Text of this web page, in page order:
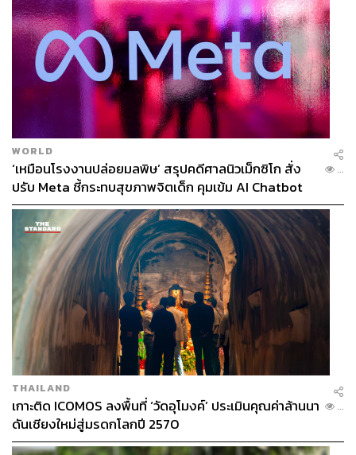
WORLD
‘เหมือนโรงงานปล่อยมลพิษ’ สรุปคดีศาลนิวเม็กซิโก สั่ง
ปรับ Meta ชี้กระทบสุขภาพจิตเด็ก คุมเข้ม AI Chatbot
...
THAILAND
เกาะติด ICOMOS ลงพื้นที่ ‘วัดอุโมงค์’ ประเมินคุณค่าล้านนา
ดันเชียงใหม่สู่มรดกโลกปี 2570
...